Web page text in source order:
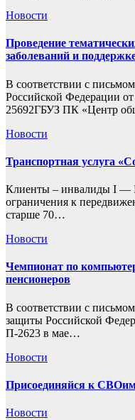
Новости
Проведение
заболеваний и
В соответствии с
Российской Федерации
25692ГБУЗ ПК «Центр
Новости
Транспортная услуга
Клиенты – инвалиды I —
ограничения к
старше 70…
Новости
Чемпионат по
пенсионеров
В соответствии с
защиты Российской
П-2623 в мае…
Новости
Присоединяйся к
Новости